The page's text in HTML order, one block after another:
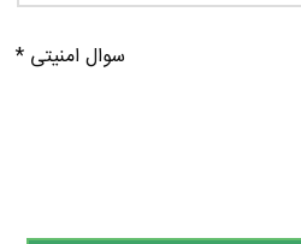
سوال امنیتی *